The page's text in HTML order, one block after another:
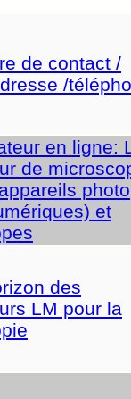
de contact /
/
en ligne:
de
photo
et
des
LM pour la